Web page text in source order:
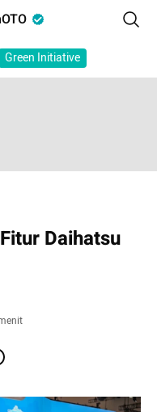
Green Initiative
Daihatsu